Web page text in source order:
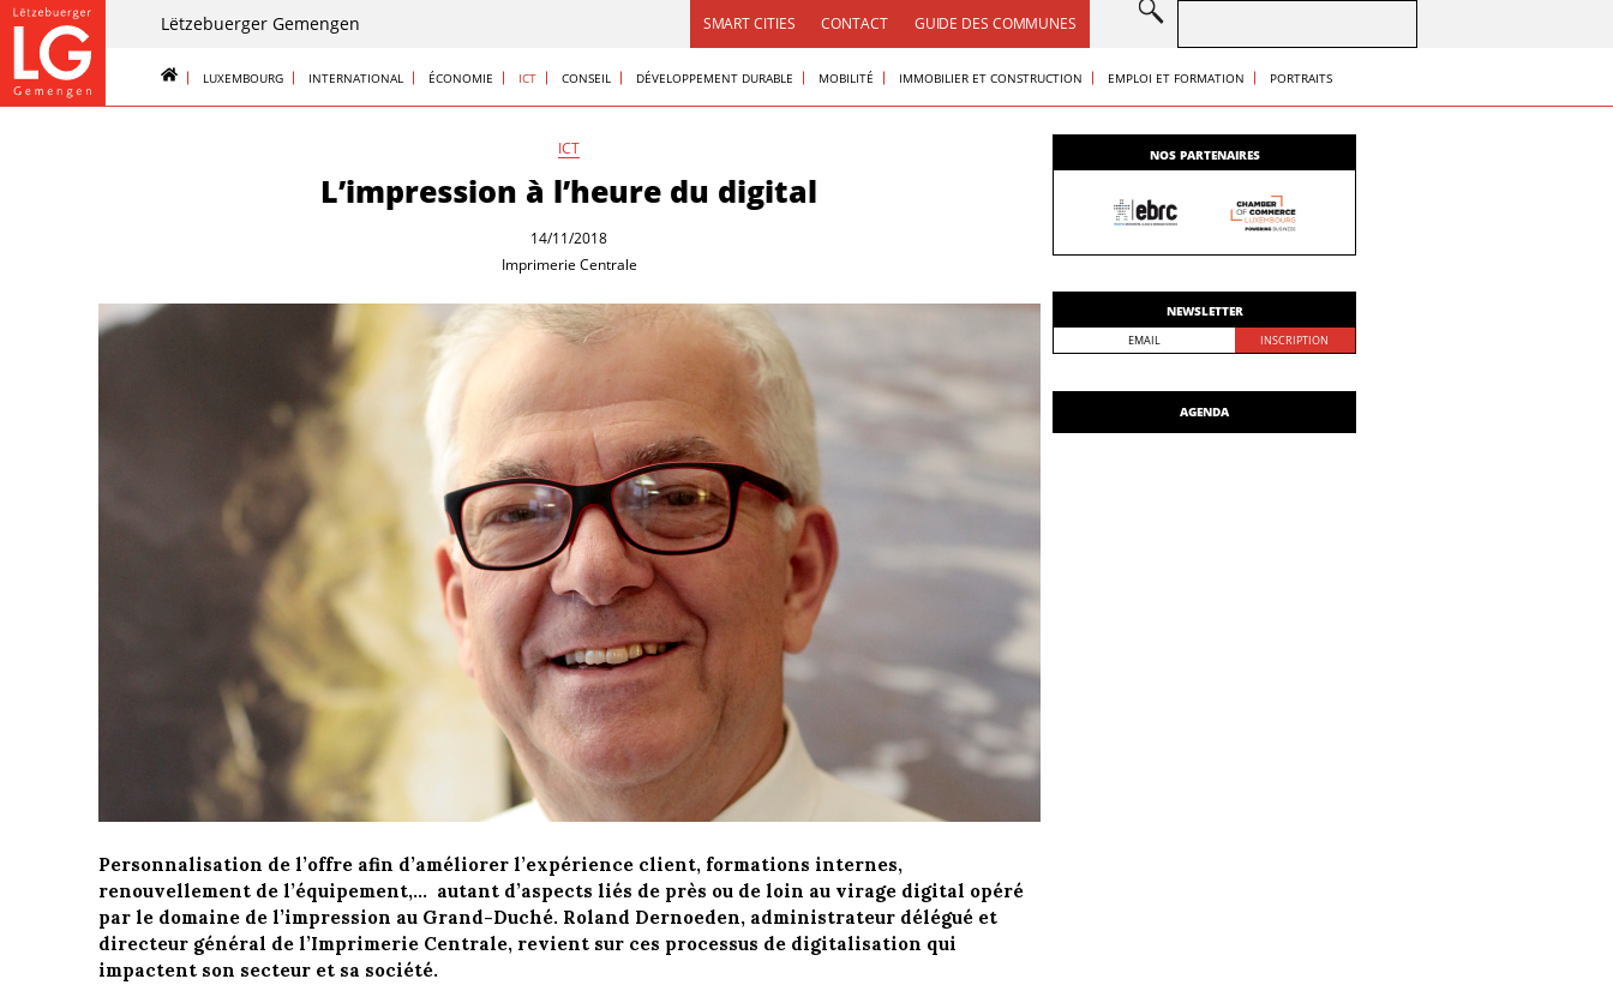
Lëtzebuerger Gemengen SMART CITIES CONTACT GUIDE DES COMMUNES
LUXEMBOURG INTERNATIONAL ÉCONOMIE ICT CONSEIL DÉVELOPPEMENT DURABLE MOBILITÉ IMMOBILIER ET CONSTRUCTION EMPLOI ET FORMATION PORTRAITS
ICT
L’impression à l’heure du digital
14/11/2018
Imprimerie Centrale
Personnalisation de l’offre afin d’améliorer l’expérience client, formations internes,
renouvellement de l’équipement,… autant d’aspects liés de près ou de loin au virage digital opéré
par le domaine de l’impression au Grand-Duché. Roland Dernoeden, administrateur délégué et
directeur général de l’Imprimerie Centrale, revient sur ces processus de digitalisation qui
impactent son secteur et sa société.
NOS PARTENAIRES
NEWSLETTER
AGENDA